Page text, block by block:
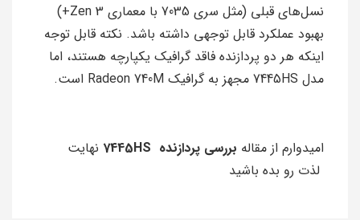
نسل‌های قبلی (مثل سری 7035 با معماری Zen 3+)
بهبود عملکرد قابل توجهی داشته باشد. نکته قابل توجه
اینکه هر دو پردازنده فاقد گرافیک یکپارچه هستند، اما
مدل 7445HS مجهز به گرافیک Radeon 740M است.
امیدوارم از مقاله بررسی پردازنده 7445HS
نهایت
لذت رو بده باشید